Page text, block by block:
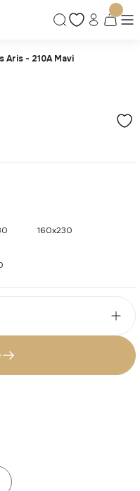
Güvenli Alışveriş Deneyimi
Aris - 210A Mavi
160x230